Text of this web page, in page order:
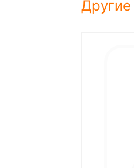
Другие